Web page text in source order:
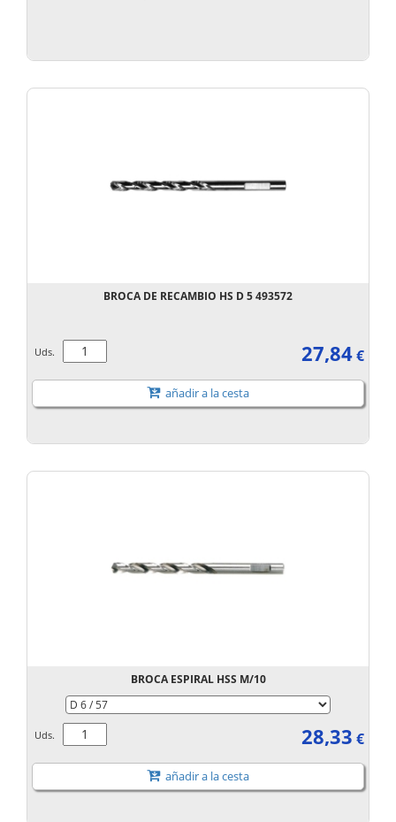
BROCA DE RECAMBIO HS D 5 493572
Uds. 27,84€
añadir a la cesta
BROCA ESPIRAL HSS M/10
Uds. 28,33 €
añadir a la cesta